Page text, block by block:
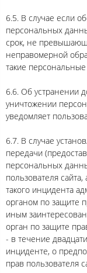
6.5. В случае если
персональных
срок, не
неправомерной
такие
6.6. Об устранении
уничтожении
уведомляет
6.7. В случае
передачи
персональных
пользователя
такого инцидента
органом по защите
иным
орган по защите
- в течение
инциденте, о
прав пользователя